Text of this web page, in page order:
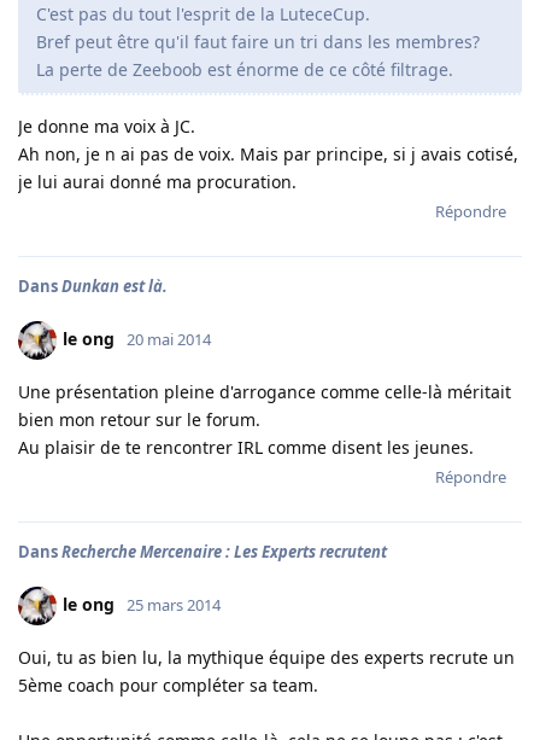
C'est pas du tout l'esprit de la LuteceCup.
Bref peut être qu'il faut faire un tri dans les membres?
La perte de Zeeboob est énorme de ce côté filtrage.
Je donne ma voix à JC.
Ah non, je n ai pas de voix. Mais par principe, si j avais cotisé,
je lui aurai donné ma procuration.
Répondre
DansDunkan est là.
le ong 20 mai 2014
Une présentation pleine d'arrogance comme celle-là méritait
bien mon retour sur le forum.
Au plaisir de te rencontrer IRL comme disent les jeunes.
Répondre
DansRecherche Mercenaire : Les Experts recrutent
le ong 25 mars 2014
Oui, tu as bien lu, la mythique équipe des experts recrute un
5ème coach pour compléter sa team.